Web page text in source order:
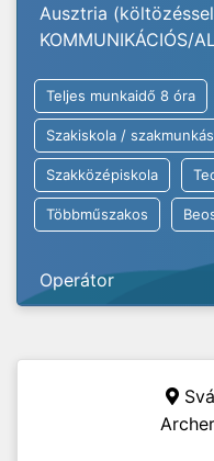
Ausztria
KOMMUNIKÁCIÓS/
Teljes munkaidő 8 óra
Szakiskola /
Szakközépiskola
Többműszakos
Operátor